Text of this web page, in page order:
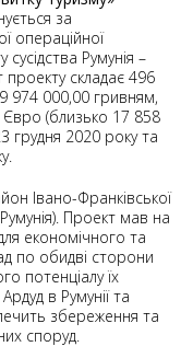
за
операційної
Румунія –
складає 496
974 000,00 гривням,
Євро (близько 17 858
грудня 2020 року та
Івано-Франківської
Проект мав на
економічного та
по обидві сторони
потенціалу їх
в Румунії та
збереження та
споруд.